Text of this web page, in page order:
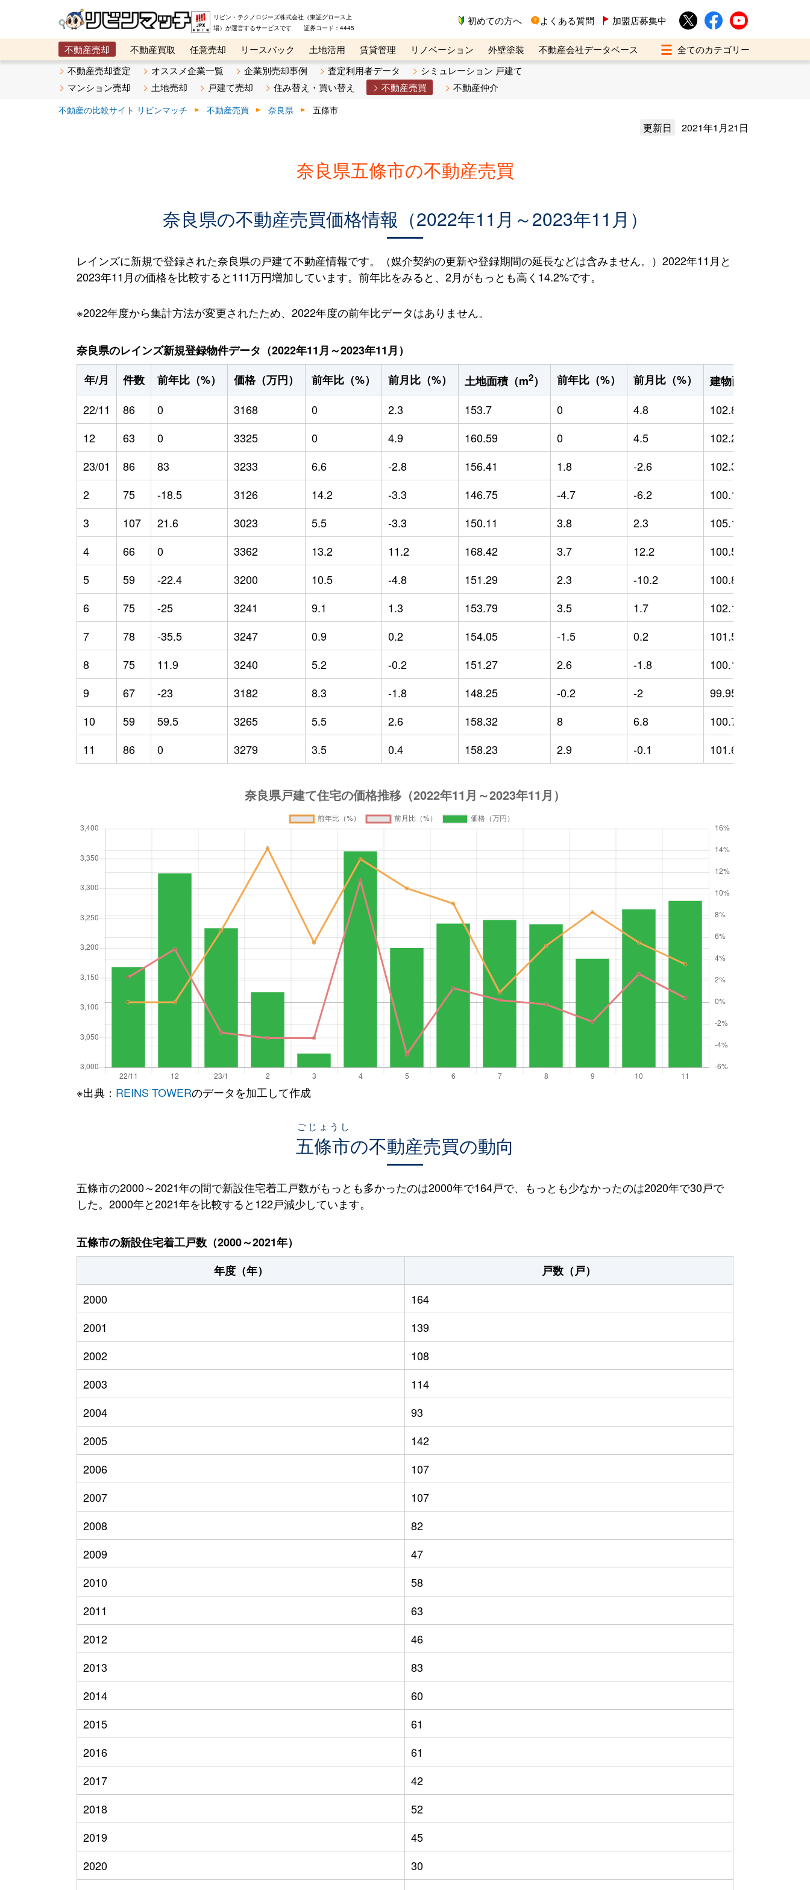
リビン・テクノロジーズ株式会社（東証グロース上
場）が運営するサービスです 証券コード：4445
初めての方へ よくある質問 加盟店募集中
不動産売却 不動産買取 任意売却 リースバック 土地活用 賃貸管理 リノベーション 外壁塗装
不動産会社データベース
メタ住宅展示場
ベスト不動産カンパニー オンライン講座 リビンマガジンBiz 不動産売却ご相談デスク
不動産売却査定 オススメ企業一覧 企業別売却事例 査定利用者データ
シミュレーション 戸建て
マンション売却
土地売却 戸建て売却 住み替え・買い替え 不動産売買 不動産仲介
不動産の比較サイト リビンマッチ 不動産売買 奈良県 五條市
更新日 2021年1月21日
奈良県五條市の不動産売買
奈良県の不動産売買価格情報（2022年11月～2023年11月）
レインズに新規で登録された奈良県の戸建て不動産情報です。（媒介契約の更新や登録期間の延長などは含みません。）2022年11月と
2023年11月の価格を比較すると111万円増加しています。前年比をみると、2月がもっとも高く14.2%です。
※2022年度から集計方法が変更されたため、2022年度の前年比データはありません。
奈良県のレインズ新規登録物件データ（2022年11月～2023年11月）
年/月
件数 前年比（%） 価格（万円） 前年比（%） 前月比（%） 土地面積（m2） 前年比（%） 前月比（%） 建物面積（m
22/11
86 0 3168 0 2.3 153.7 0 4.8 102.89
12
63 0 3325 0 4.9 160.59 0 4.5 102.29
23/01
86 83 3233 6.6 -2.8 156.41 1.8 -2.6 102.33
2
75 -18.5 3126 14.2 -3.3 146.75 -4.7 -6.2 100.18
3
107 21.6 3023 5.5 -3.3 150.11 3.8 2.3 105.19
4
66 0 3362 13.2 11.2 168.42 3.7 12.2 100.54
5
59 -22.4 3200 10.5 -4.8 151.29 2.3 -10.2 100.84
6
75 -25 3241 9.1 1.3 153.79 3.5 1.7 102.18
7
78 -35.5 3247 0.9 0.2 154.05 -1.5 0.2 101.54
8
75 11.9 3240 5.2 -0.2 151.27 2.6 -1.8 100.18
9
67 -23 3182 8.3 -1.8 148.25 -0.2 -2 99.95
10
59 59.5 3265 5.5 2.6 158.32 8 6.8 100.79
11
86 0 3279 3.5 0.4 158.23 2.9 -0.1 101.69
※出典： REINS TOWERのデータを加工して作成
五條市
ごじょうし
の不動産売買の動向
五條市の2000～2021年の間で新設住宅着工戸数がもっとも多かったのは2000年で164戸で、もっとも少なかったのは2020年で30戸で
した。2000年と2021年を比較すると122戸減少しています。
五條市の新設住宅着工戸数（2000～2021年）
年度（年）
戸数（戸）
2000
164
2001
139
2002
108
2003
114
2004
93
2005
142
2006
107
2007
107
2008
82
2009
47
2010
58
2011
63
2012
46
2013
83
2014
60
2015
61
2016
61
2017
42
2018
52
2019
45
2020
30